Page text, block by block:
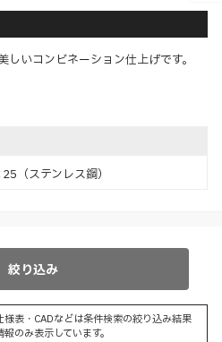
いコンビネーション仕上げです。
（ステンレス鋼）
絞り込み
様表・CADなどは条件検索の絞り込み結果
のみ表示しています。